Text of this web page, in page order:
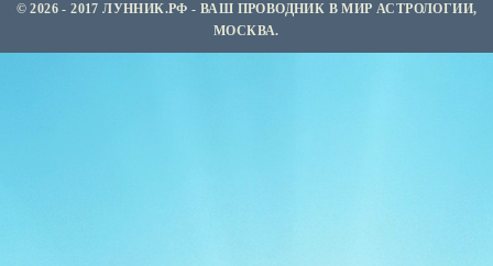
© 2026 - 2017 ЛУННИК.РФ - ВАШ ПРОВОДНИК В МИР АСТРОЛОГИИ,
МОСКВА.